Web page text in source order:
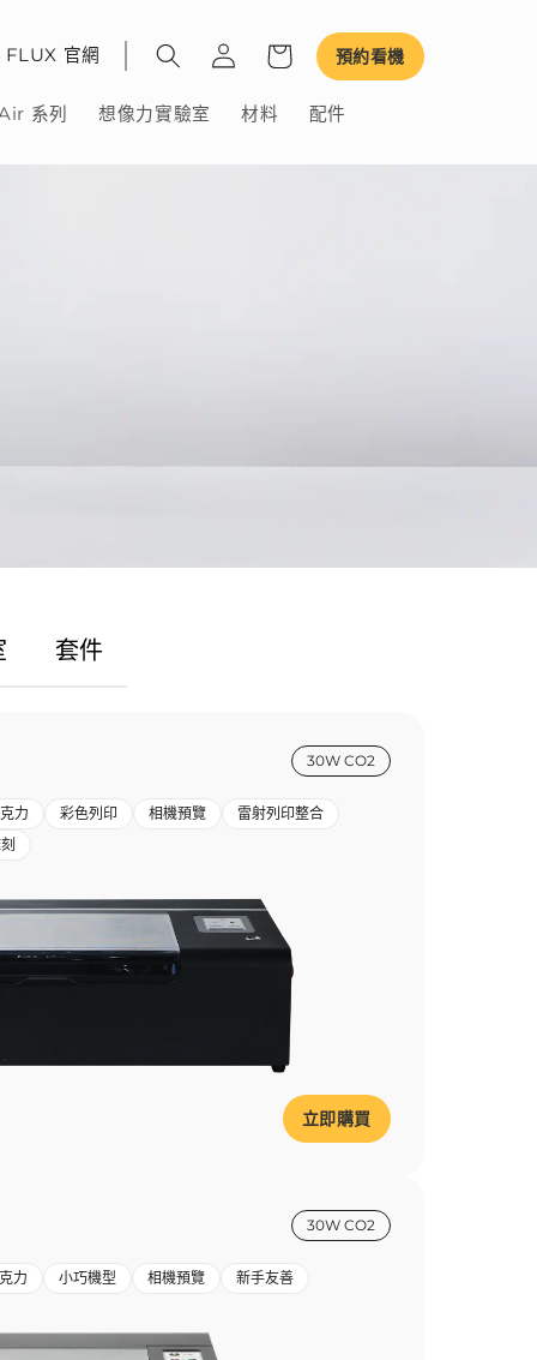
系列 想像力實驗室 材料 配件
FLUX 官網 預約看機
套件
30W CO2
力 彩色列印 相機預覽
雷射列印整合
立即購買
30W CO2
力 小巧機型 相機預覽 新手友善